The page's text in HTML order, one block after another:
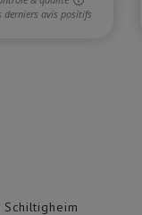
Schiltigheim